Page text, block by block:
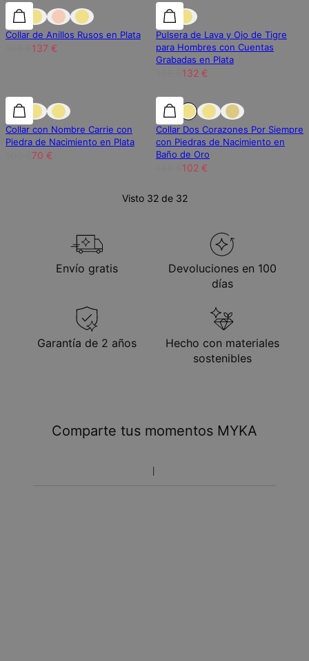
30% de descuento 30% de descuento
Collar de Anillos Rusos en Plata
137 €
15% de descuento
Pulsera de Lava y Ojo de Tigre
para Hombres con Cuentas
Grabadas en Plata
132 €
30% de descuento 30% de descuento
Collar con Nombre Carrie con
Piedra de Nacimiento en Plata
70 €
30% de descuento
Collar Dos Corazones Por Siempre
con Piedras de Nacimiento en
Baño de Oro
102 €
Visto 32 de 32
Envío gratis
Devoluciones en 100
días
Garantía de 2 años
Hecho con materiales
sostenibles
Comparte tus momentos MYKA